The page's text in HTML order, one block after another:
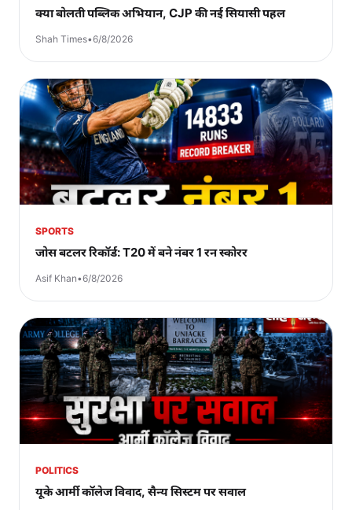
क्या बोलती पब्लिक अभियान, CJP की नई सियासी पहल
Shah Times•6/8/2026
SPORTS
जोस बटलर रिकॉर्ड: T20 में बने नंबर 1 रन स्कोरर
Asif Khan•6/8/2026
POLITICS
यूके आर्मी कॉलेज विवाद, सैन्य सिस्टम पर सवाल